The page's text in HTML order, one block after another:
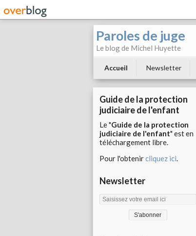
Paroles de juge
Le blog de Michel Huyette
Accueil Newsletter
Guide de la protection
judiciaire de l'enfant
Le "Guide de la protection
judiciaire de l'enfant" est en
téléchargement libre.
Pour l'obtenircliquez ici.
Newsletter